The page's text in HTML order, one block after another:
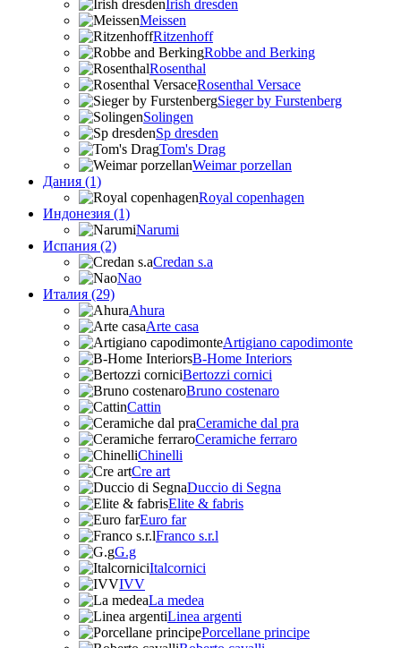
Irish dresden
Meissen
Ritzenhoff
Robbe and Berking
Rosenthal
Rosenthal Versace
Sieger by Furstenberg
Solingen
Sp dresden
Tom's Drag
Weimar porzellan
Дания (1)
Royal copenhagen
Индонезия (1)
Narumi
Испания (2)
Credan s.a
Nao
Италия (29)
Ahura
Arte casa
Artigiano capodimonte
B-Home Interiors
Bertozzi cornici
Bruno costenaro
Cattin
Ceramiche dal pra
Ceramiche ferraro
Chinelli
Cre art
Duccio di Segna
Elite & fabris
Euro far
Franco s.r.l
G.g
Italcornici
IVV
La medea
Linea argenti
Porcellane principe